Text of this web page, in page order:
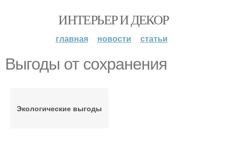
ИНТЕРЬЕР И ДЕКОР
главная новости статьи
Выгоды от сохранения
Экологические выгоды